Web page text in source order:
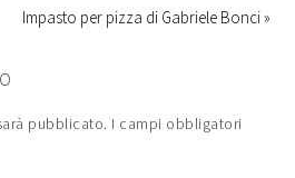
Impasto per pizza di Gabriele Bonci »
pubblicato. I campi obbligatori